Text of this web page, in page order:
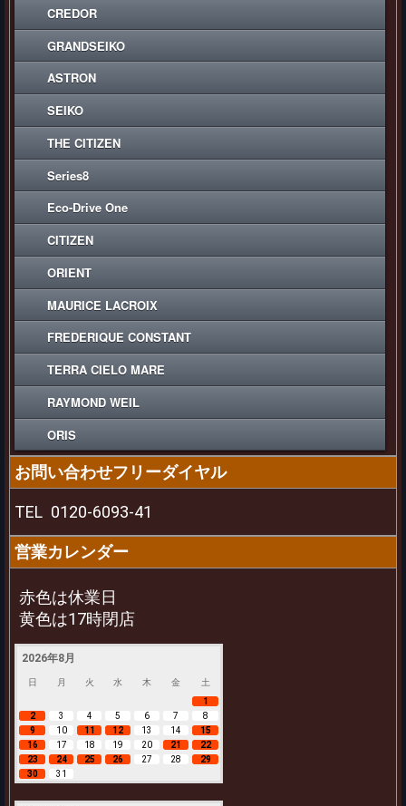
CREDOR
GRANDSEIKO
ASTRON
SEIKO
THE CITIZEN
Series8
Eco-Drive One
CITIZEN
ORIENT
MAURICE LACROIX
FREDERIQUE CONSTANT
TERRA CIELO MARE
RAYMOND WEIL
ORIS
お問い合わせフリーダイヤル
TEL 0120-6093-41
営業カレンダー
赤色は休業日
黄色は17時閉店
2026年8月
日 月 火 水 木 金
土
1
2
3 4 5 6 7
8
9
10 11 12 13 14
15
16
17 18 19 20 21
22
23
24 25 26 27 28
29
30
31